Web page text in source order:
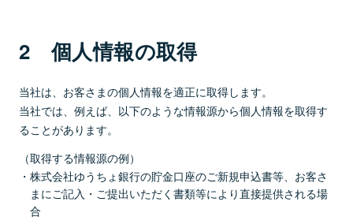
2 個人情報の取得
当社は、お客さまの個人情報を適正に取得します。
当社では、例えば、以下のような情報源から個人情報を取得す
ることがあります。
（取得する情報源の例）
株式会社ゆうちょ銀行の貯金口座のご新規申込書等、お客さ
まにご記入・ご提出いただく書類等により直接提供される場
合